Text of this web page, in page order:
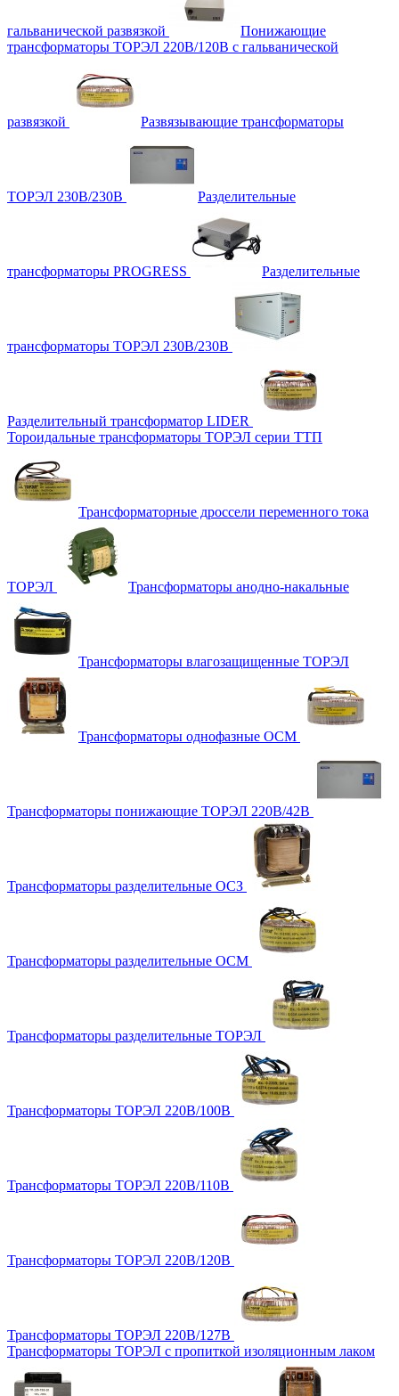
гальванической развязкой
Понижающие
трансформаторы ТОРЭЛ 220В/120В с гальванической
развязкой Развязывающие трансформаторы
ТОРЭЛ 230В/230В Разделительные
трансформаторы PROGRESS Разделительные
трансформаторы ТОРЭЛ 230В/230В
Разделительный трансформатор LIDER
Тороидальные трансформаторы ТОРЭЛ серии ТТП
Трансформаторные дроссели переменного тока
ТОРЭЛ Трансформаторы анодно-накальные
Трансформаторы влагозащищенные ТОРЭЛ
Трансформаторы однофазные ОСМ
Трансформаторы понижающие ТОРЭЛ 220В/42В
Трансформаторы разделительные ОСЗ
Трансформаторы разделительные ОСМ
Трансформаторы разделительные ТОРЭЛ
Трансформаторы ТОРЭЛ 220В/100В
Трансформаторы ТОРЭЛ 220В/110В
Трансформаторы ТОРЭЛ 220В/120В
Трансформаторы ТОРЭЛ 220В/127В
Трансформаторы ТОРЭЛ с пропиткой изоляционным лаком